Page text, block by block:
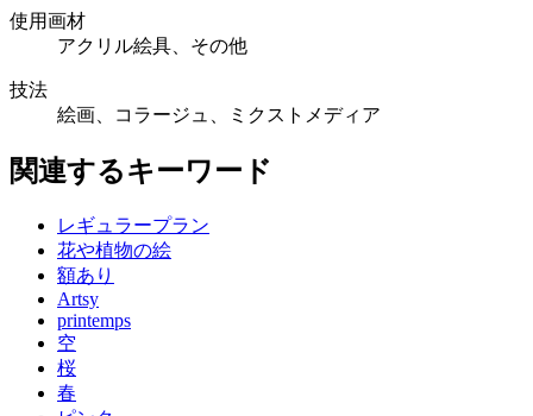
使用画材
アクリル絵具、その他
技法
絵画、コラージュ、ミクストメディア
関連するキーワード
レギュラープラン
花や植物の絵
額あり
Artsy
printemps
空
桜
春